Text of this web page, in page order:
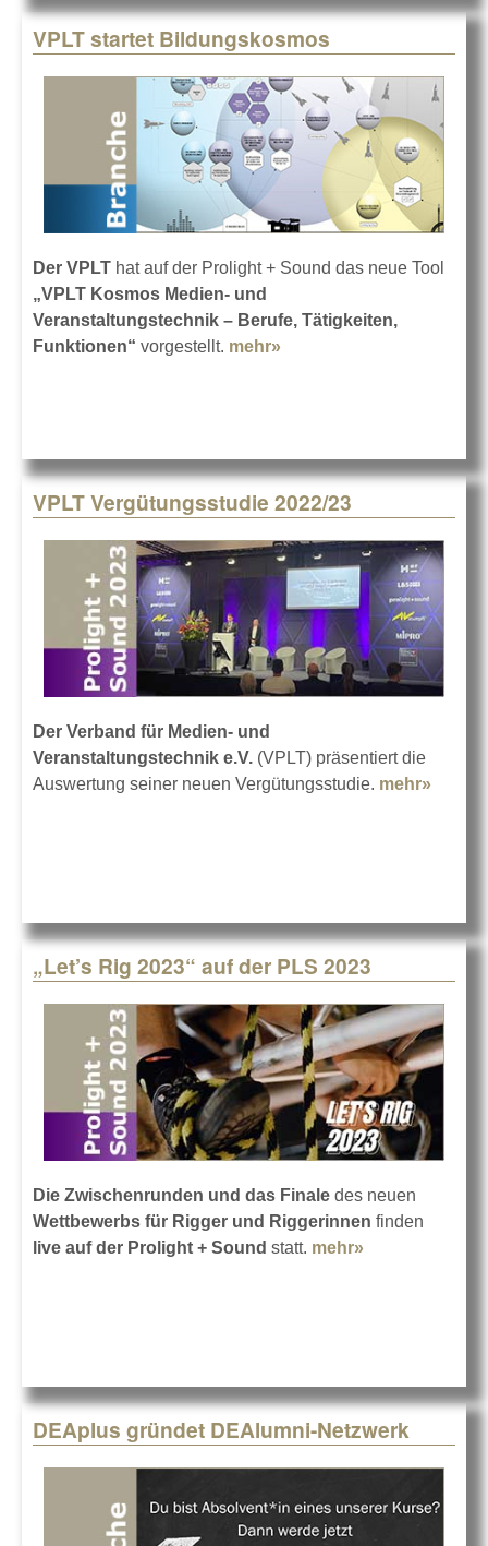
VPLT startet Bildungskosmos
Der VPLT hat auf der Prolight + Sound das neue Tool
„VPLT Kosmos Medien- und
Veranstaltungstechnik – Berufe, Tätigkeiten,
Funktionen“ vorgestellt. mehr»
VPLT Vergütungsstudie 2022/23
Der Verband für Medien- und
Veranstaltungstechnik e.V. (VPLT) präsentiert die
Auswertung seiner neuen Vergütungsstudie. mehr»
„Let’s Rig 2023“ auf der PLS 2023
Die Zwischenrunden und das Finale des neuen
Wettbewerbs für Rigger und Riggerinnen finden
live auf der Prolight + Sound statt. mehr»
DEAplus gründet DEAlumni-Netzwerk